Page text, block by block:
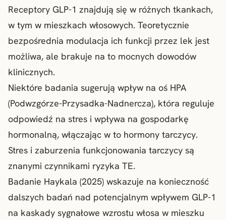
Receptory GLP-1 znajdują się w różnych tkankach,
w tym w mieszkach włosowych. Teoretycznie
bezpośrednia modulacja ich funkcji przez lek jest
możliwa, ale brakuje na to mocnych dowodów
klinicznych.
Niektóre badania sugerują wpływ na oś HPA
(Podwzgórze-Przysadka-Nadnercza), która reguluje
odpowiedź na stres i wpływa na gospodarkę
hormonalną, włączając w to hormony tarczycy.
Stres i zaburzenia funkcjonowania tarczycy są
znanymi czynnikami ryzyka TE.
Badanie Haykala (2025) wskazuje na konieczność
dalszych badań nad potencjalnym wpływem GLP-1
na kaskady sygnałowe wzrostu włosa w mieszku